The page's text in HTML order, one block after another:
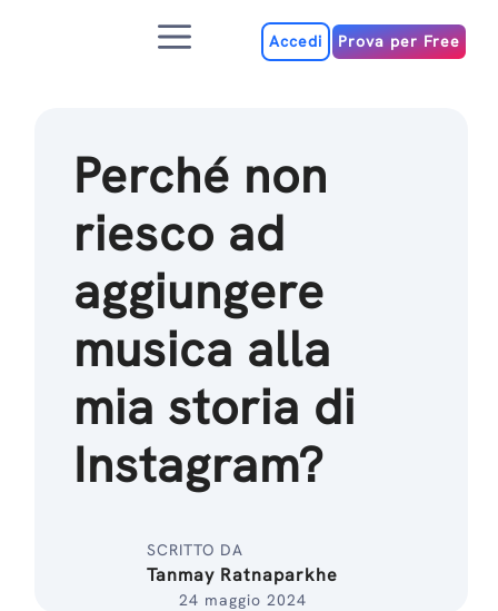
MenuAccedi Prova per Free
Perché non
riesco ad
aggiungere
musica alla
mia storia di
Instagram?
SCRITTO DA
Tanmay Ratnaparkhe
24 maggio 2024